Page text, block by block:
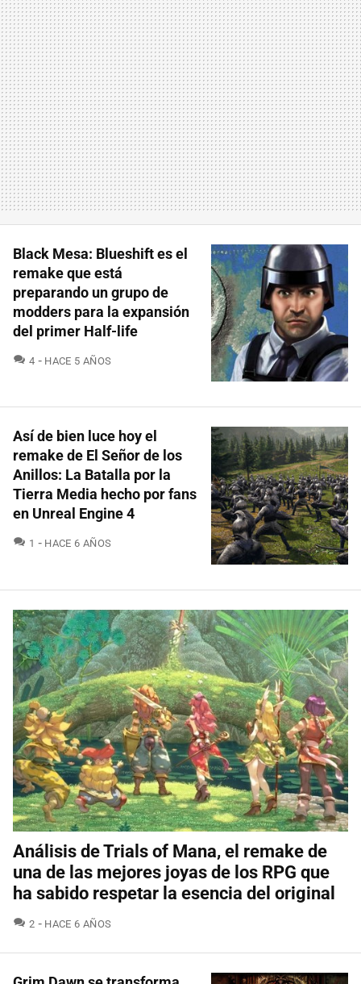
Black Mesa: Blueshift es el
remake que está
preparando un grupo de
modders para la expansión
del primer Half-life
4 COMENTARIOS
HACE 5 AÑOS
Así de bien luce hoy el
remake de El Señor de los
Anillos: La Batalla por la
Tierra Media hecho por fans
en Unreal Engine 4
1 COMENTARIOS
HACE 6 AÑOS
Análisis de Trials of Mana, el remake de
una de las mejores joyas de los RPG que
ha sabido respetar la esencia del original
2 COMENTARIOS
HACE 6 AÑOS